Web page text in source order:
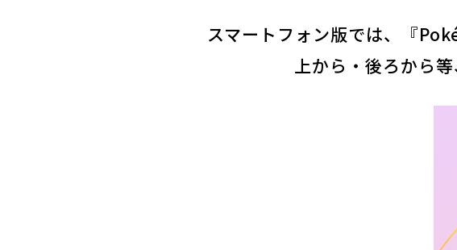
スマートフォン版では、『
上から・後ろから